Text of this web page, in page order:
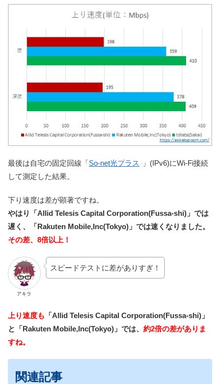
最後は自宅の固定回線「So-net光プラス
」(IPv6)にWi-Fi接続
して測定した結果。
下り速度は差が顕著ですね。
やはり「Allid Telesis Capital Corporation(Fussa-shi)」では
遅く、「Rakuten Mobile,Inc(Tokyo)」では速くなりました。
その差、8倍以上！
アキラ
スピードテストに差がありすぎ！
上り速度も 「Allid Telesis Capital Corporation(Fussa-shi)」
と「Rakuten Mobile,Inc(Tokyo)」では、 約2倍の差がありま
すね。
関連記事